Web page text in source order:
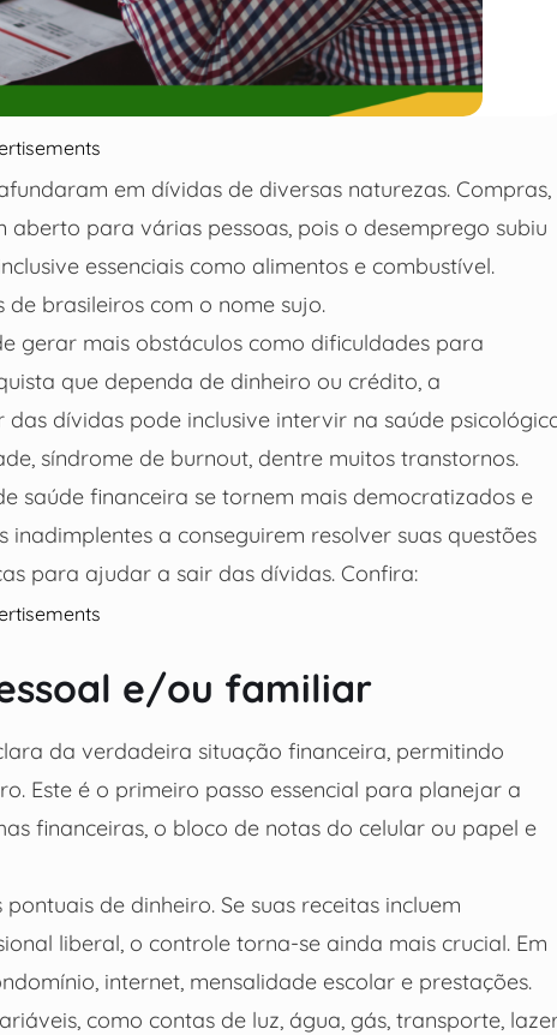
em dívidas de diversas naturezas. Compras,
para várias pessoas, pois o desemprego subiu
essenciais como alimentos e combustível.
de brasileiros com o nome sujo.
gerar mais obstáculos como dificuldades para
que dependa de dinheiro ou crédito, a
dívidas pode inclusive intervir na saúde
síndrome de burnout, dentre muitos transtornos.
saúde financeira se tornem mais democratizados e
inadimplentes a conseguirem resolver suas questões
para ajudar a sair das dívidas. Confira:
e/ou familiar
da verdadeira situação financeira, permitindo
Este é o primeiro passo essencial para planejar a
financeiras, o bloco de notas do celular ou papel e
de dinheiro. Se suas receitas incluem
liberal, o controle torna-se ainda mais crucial. Em
internet, mensalidade escolar e prestações.
como contas de luz, água, gás, transporte,